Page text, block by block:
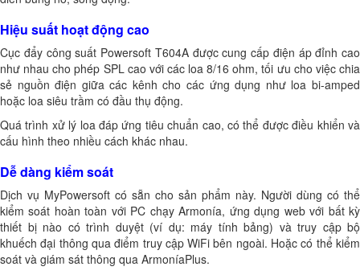
Hiệu suất hoạt động cao
Cục đẩy công suất Powersoft T604A được cung cấp điện áp đỉnh cao
như nhau cho phép SPL cao với các loa 8/16 ohm, tối ưu cho việc chia
sẻ nguồn điện giữa các kênh cho các ứng dụng như loa bi-amped
hoặc loa siêu trầm có đầu thụ động.
Quá trình xử lý loa đáp ứng tiêu chuẩn cao, có thể được điều khiển và
cấu hình theo nhiều cách khác nhau.
Dễ dàng kiểm soát
Dịch vụ MyPowersoft có sẵn cho sản phẩm này. Người dùng có thể
kiểm soát hoàn toàn với PC chạy Armonía, ứng dụng web với bất kỳ
thiết bị nào có trình duyệt (ví dụ: máy tính bảng) và truy cập bộ
khuếch đại thông qua điểm truy cập WiFi bên ngoài. Hoặc có thể kiểm
soát và giám sát thông qua ArmoníaPlus.